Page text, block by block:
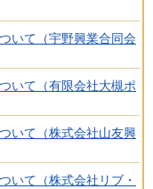
いて（宇野興業合同会
いて（有限会社大槻ポ
いて（株式会社山友興
いて（株式会社リブ・